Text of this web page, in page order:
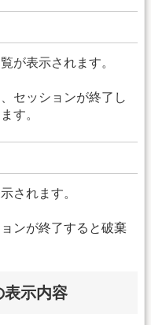
が表示されます。
セッションが終了し
す。
されます。
ンが終了すると破棄
表示内容